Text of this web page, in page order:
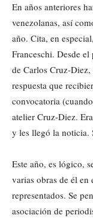
En años anteriores
venezolanas, así
año. Cita, en
Franceschi. Desde
de Carlos Cruz-
respuesta que
convocatoria
atelier Cruz-Diez.
y les llegó la noticia.
Este año, es lógico,
varias obras de él
representados. Se
asociación de